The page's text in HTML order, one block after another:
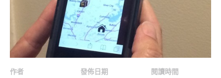
作者
發佈日期
閱讀時間